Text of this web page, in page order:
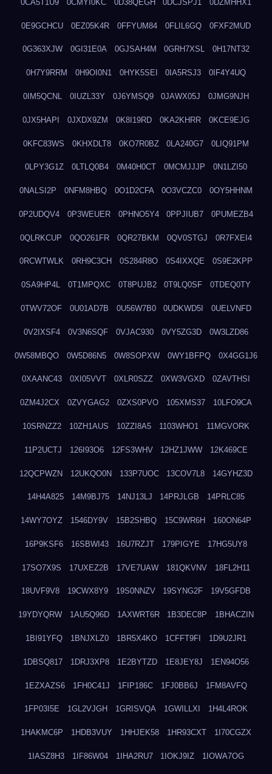
0CA5T1U9 0CMYI0KC 0D38QEGH 0DCJSPJ1 0DZMHHX1
0E9GCHCU 0EZ05K4R 0FFYUM84 0FLIL6GQ 0FXF2MUD
0G363XJW 0GI31E0A 0GJSAH4M 0GRH7XSL 0H17NT32
0H7Y9RRM 0H9OI0N1 0HYK5SEI 0IA5RSJ3 0IF4Y4UQ
0IM5QCNL 0IUZL33Y 0J6YMSQ9 0JAWX05J 0JMG9NJH
0JX5HAPI 0JXDX9ZM 0K8I19RD 0KA2KHRR 0KCE9EJG
0KFC83WS 0KHXDLT8 0KO7R0BZ 0LA240G7 0LIQ91PM
0LPY3G1Z 0LTLQ0B4 0M40H0CT 0MCMJJJP 0N1LZI50
0NALSI2P 0NFM8HBQ 0O1D2CFA 0O3VCZC0 0OY5HHNM
0P2UDQV4 0P3WEUER 0PHNO5Y4 0PPJIUB7 0PUMEZB4
0QLRKCUP 0QO261FR 0QR27BKM 0QV0STGJ 0R7FXEI4
0RCWTWLK 0RH9C3CH 0S284R8O 0S4IXXQE 0S9E2KPP
0SA9HP4L 0T1MPQXC 0T8PUJB2 0T9LQ0SF 0TDEQ0TY
0TWV72OF 0U01AD7B 0U56W7B0 0UDKWD5I 0UELVNFD
0V2IXSF4 0V3N6SQF 0VJAC930 0VY5ZG3D 0W3LZD86
0W58MBQO 0W5D86N5 0W8SOPXW 0WY1BFPQ 0X4GG1J6
0XAANC43 0XI05VVT 0XLR0SZZ 0XW3VGXD 0ZAVTHSI
0ZM4J2CX 0ZVYGAG2 0ZXS0PVO 105XMS37 10LFO9CA
10SRNZZ2 10ZH1AUS 10ZZI8A5 1103WHO1 11MGVORK
11P2UCTJ 126I93O6 12FS3WHV 12HZ1JWW 12K469CE
12QCPWZN 12UKQO0N 133P7UOC 13COV7L8 14GYHZ3D
14H4A825 14M9BJ75 14NJ13LJ 14PRJLGB 14PRLC85
14WY7OYZ 1546DY9V 15B2SHBQ 15C9WR6H 160ON64P
16P9KSF6 16SBWI43 16U7RZJT 179PIGYE 17HG5UY8
17SO7X9S 17UXEZ2B 17VE7UAW 181QKVNV 18FL2H11
18UVF9V8 19CWX8Y9 19S0NNZV 19SYNG2F 19V5GFDB
19YDYQRW 1AU5Q96D 1AXWRT6R 1B3DEC8P 1BHACZIN
1BI91YFQ 1BNJXLZ0 1BR5X4KO 1CFFT9FI 1D9U2JR1
1DBSQ817 1DRJ3XP8 1E2BYTZD 1E8JEY8J 1EN94O56
1EZXAZS6 1FH0C41J 1FIP186C 1FJ0BB6J 1FM8AVFQ
1FP03I5E 1GL2VJGH 1GRISVQA 1GWILLXI 1H4L4ROK
1HAKMC6P 1HDB3VUY 1HHJEK58 1HR93CXT 1I70CGZX
1IASZ8H3 1IF86W04 1IHA2RU7 1IOKJ9IZ 1IOWA7OG